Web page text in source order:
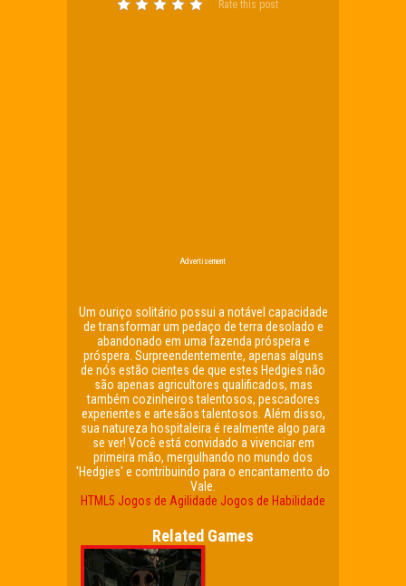
Rate this post
Advertisement
Um ouriço solitário possui a notável capacidade
de transformar um pedaço de terra desolado e
abandonado em uma fazenda próspera e
próspera. Surpreendentemente, apenas alguns
de nós estão cientes de que estes Hedgies não
são apenas agricultores qualificados, mas
também cozinheiros talentosos, pescadores
experientes e artesãos talentosos. Além disso,
sua natureza hospitaleira é realmente algo para
se ver! Você está convidado a vivenciar em
primeira mão, mergulhando no mundo dos
'Hedgies' e contribuindo para o encantamento do
Vale.
HTML5 Jogos de Agilidade Jogos de Habilidade
Related Games